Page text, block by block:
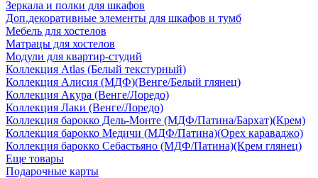
Зеркала и полки для шкафов
Доп.декоративные элементы для шкафов и тумб
Мебель для хостелов
Матрацы для хостелов
Модули для квартир-студий
Коллекция Atlas (Белый текстурный)
Коллекция Алисия (МДФ)(Венге/Белый глянец)
Коллекция Акура (Венге/Лоредо)
Коллекция Лаки (Венге/Лоредо)
Коллекция барокко Дель-Монте (МДФ/Патина/Бархат)(Крем)
Коллекция барокко Медичи (МДФ/Патина)(Орех караваджо)
Коллекция барокко Себастьяно (МДФ/Патина)(Крем глянец)
Еще товары
Подарочные карты